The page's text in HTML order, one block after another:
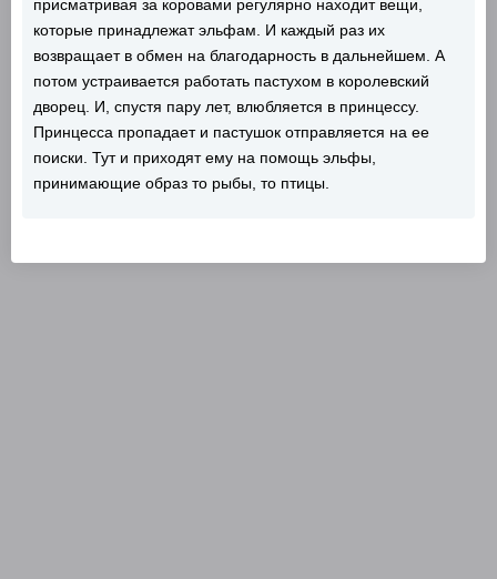
присматривая за коровами регулярно находит вещи,
которые принадлежат эльфам. И каждый раз их
возвращает в обмен на благодарность в дальнейшем. А
потом устраивается работать пастухом в королевский
дворец. И, спустя пару лет, влюбляется в принцессу.
Принцесса пропадает и пастушок отправляется на ее
поиски. Тут и приходят ему на помощь эльфы,
принимающие образ то рыбы, то птицы.